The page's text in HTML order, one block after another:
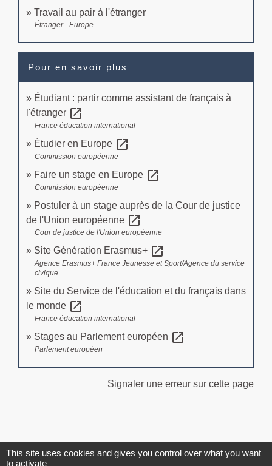
Travail au pair à l'étranger
Étranger - Europe
Pour en savoir plus
Étudiant : partir comme assistant de français à
l'étranger open_in_new
France éducation international
Étudier en Europe open_in_new
Commission européenne
Faire un stage en Europe open_in_new
Commission européenne
Postuler à un stage auprès de la Cour de justice
de l'Union européenne open_in_new
Cour de justice de l'Union européenne
Site Génération Erasmus+ open_in_new
Agence Erasmus+ France Jeunesse et Sport/Agence du service
civique
Site du Service de l'éducation et du français dans
le monde open_in_new
France éducation international
Stages au Parlement européen open_in_new
Parlement européen
Signaler une erreur sur cette page
This site uses cookies and gives you control over what you want
to activate